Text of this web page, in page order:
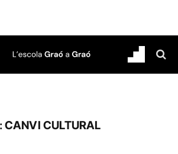
CANVI CULTURAL